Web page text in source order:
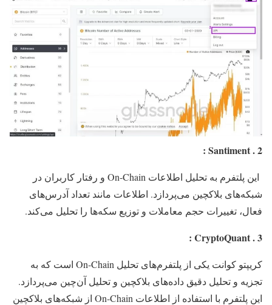
2 .
Santiment
:
این پلتفرم به تحلیل اطلاعات On-Chain و رفتار کاربران در
شبکه‌های بلاکچین می‌پردازد. اطلاعات مانند تعداد آدرس‌های
فعال، تغییرات حجم معاملات و توزیع سکه‌ها را تحلیل می‌کند.
3 .
CryptoQuant
:
کریپتو کوانت یکی از پلتفرم‌های تحلیل On-Chain است که به
تجزیه و تحلیل دقیق داده‌های بلاکچین و تحلیل آن‌چین می‌پردازد.
این پلتفرم با استفاده از اطلاعات On-Chain از شبکه‌های بلاکچین